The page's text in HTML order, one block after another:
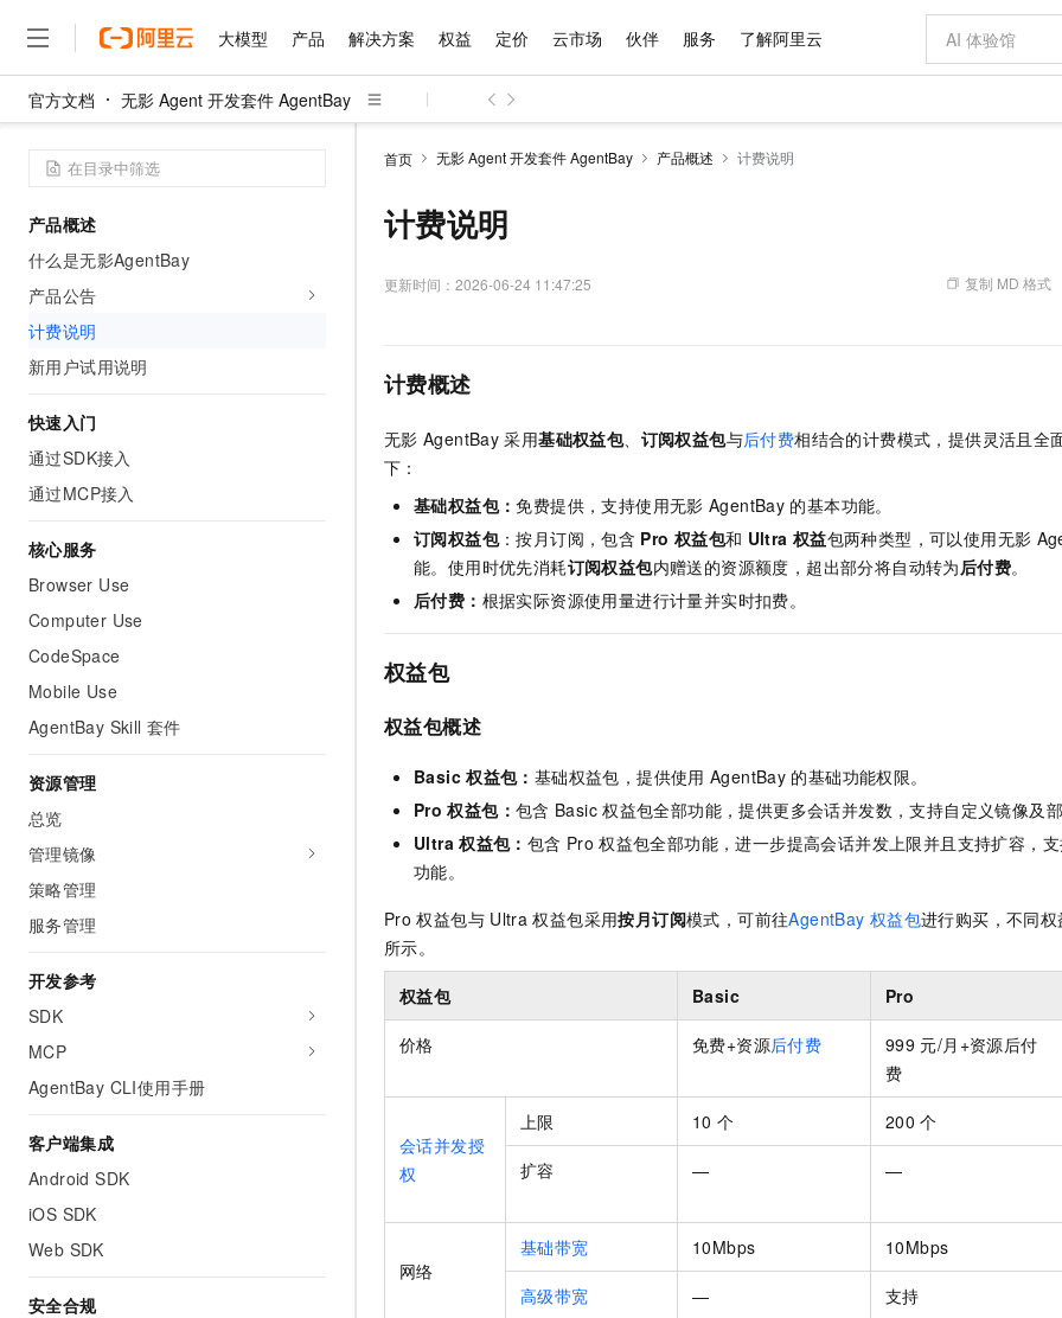
大模型 产品 解决方案 权益 定价 云市场 伙伴 服务 了解阿里云
官方文档 无影 Agent 开发套件 AgentBay
产品概述
什么是无影AgentBay
产品公告
计费说明
新用户试用说明
快速入门
通过SDK接入
通过MCP接入
核心服务
Browser Use
Computer Use
CodeSpace
Mobile Use
AgentBay Skill 套件
资源管理
总览
管理镜像
策略管理
服务管理
开发参考
SDK
MCP
AgentBay CLI使用手册
客户端集成
Android SDK
iOS SDK
Web SDK
安全合规
首页 无影 Agent 开发套件 AgentBay 产品概述 计费说明
计费说明
更新时间： 2026-06-24 11:47:25 复制 MD 格式
计费概述
无影 AgentBay 采用基础权益包、 订阅权益包与后付费相结合的计费模式，提供灵活且全
下：
基础权益包：免费提供，支持使用无影 AgentBay 的基本功能。
订阅权益包：按月订阅，包含 Pro 权益包和 Ultra 权益包两种类型，可以使用无影
能。使用时优先消耗订阅权益包内赠送的资源额度，超出部分将自动转为后付费。
后付费： 根据实际资源使用量进行计量并实时扣费。
权益包
权益包概述
Basic 权益包： 基础权益包，提供使用 AgentBay 的基础功能权限。
Pro 权益包： 包含 Basic 权益包全部功能，提供更多会话并发数，支持自定义镜像及
Ultra 权益包： 包含 Pro 权益包全部功能，进一步提高会话并发上限并且支持扩容，
功能。
Pro 权益包与 Ultra 权益包采用按月订阅模式，可前往AgentBay 权益包进行购买，不同
所示。
权益包 Basic Pro
价格 免费+资源后付费 999 元/月 +资源后付
费
会话并发授
权
上限 10 个 200 个
扩容 — —
网络
基础带宽 10Mbps 10Mbps
高级带宽 — 支持
大模型
千问AI平台
智能体时代全能旗舰模型
Qwen3.7-Plus
能看、能想、能动手的多模态智能体模型
Qwen3-VL-Plus
视觉 Coding、空间感知、多模态思考等全面升级
Deepseek-v4-pro
GLM-5.2
1M上下文，专为长程任务能力而生
千问AI平台-Token Plan
在线体验全尺寸、多种模态的模型效果
Happy 系列大模型
新一代 AI 视频生成模型，深度适配广告营销等场景
灵活可视化地构建企业级 Agent
人工智能平台 PAI
AI Native 的算法工程平台，一站式完成建模、训练、推理服务部署
秒悟
云端极速 AI
大模型解决方案
快速部署 Dify，高效搭建 AI 应用
依托云原生高可用架构,实现Dify私有化部署
在企业官网、通讯软件中为客户提供 AI 客服
10分钟微调：让0.6B模型媲美235B模型
用1%尺寸在特定领域达到大模型90%以上效果
多种方案随心选，轻松解锁专属 DeepSeek
产品
精选产品
计算
容器
存储
网络与CDN
安全
数据库
大数据计算
企业服务与云通信
域名与网站
终端用户计算
开发工具
专有云
精选产品
大模型服务与应用平台
多元化、高性能、安全可靠的大模型服务
云解析DNS
覆盖公网/内网、递归/权威、移动APP等全场景解析服务
云原生大数据计算服务 MaxCompute
面向分析的企业级SaaS模式云数据仓库
基于千问大模型等，支持代码智能生成、研发智能问答
提供一站式管理容器应用的 K8s 服务
解决方案
精选解决方案
互联网应用开发
大数据
现代化应用
安全
网络
上云与迁云
企业出海
政企业务
精选解决方案
企业级Agent产品，直接交付可用成果
快速拥有专属 OpenClaw
让AI从“聊天伙伴”进化为能干活的“数字员工” 安装技能 GStack，拥有专属 AI 工程团队
轻松解锁专属
权益 普惠上云
云服务器38元/年起，超值低价云产品抢先购
推荐新用户得奖励，单订单最高返9万
免费试用
解决方案免费试用 新老同享
最高领取价值200元试用点，立即开启云上创新
AI 产品 免费试用
1亿+ 大模型 tokens 和 30+ 款产品免费体验
助力企业全员 AI 认知与能力提升
AI 特惠
你的AI工作搭子，覆盖日常办公高频场景
送.CN域名，送备案服务码
Night Plan 支持 Qwen 3.8-Max NEW
夜间 5 折，Qwen/Meoo/TokenPlan 客户专享
AI 场景体
从图文生成到
0 代码专业建
AI 办公
AI智能应用，
定价 产品定价
了解云产品的定价详情
云上成本管理
管理和优化成本
价格计算器
自助选配和估算价格
配置报价
云市场 精选商城
多端小程序
Tuya 物联网平台阿里云版
蓝凌 OA
电子合同
Tableau 订阅
AI空中课堂在线直播课堂（旗舰版）
生态解决方案
行业生态解决方案
开发者生态解决方案
AI 开发和 AI 应用解决方案
数据与 API
天气预报查询
企业应用
ERP
400电话
广告营销
基础软件
操作系统
Red Hat
模板小程序
定制小程序
伙伴 成为销售伙伴
咨询伙伴
销售伙伴合作计划
Salesforce On Alibaba Cloud
AI 大模型销售与服务生态合作计划
成为产品伙伴 产品伙伴
服务生态伙伴
服务 售前咨询
售后服务
自助服务
工单服务
企业增值服务
创新中心
阿里云认证
健康状态
了解阿里云 为什么选择阿里云
技术领先
研究报告与白皮书
天池大赛
AI 算法大赛
云开发大赛
入门学习赛
最佳实践
客户案例
市场活动
魔搭
云工开物